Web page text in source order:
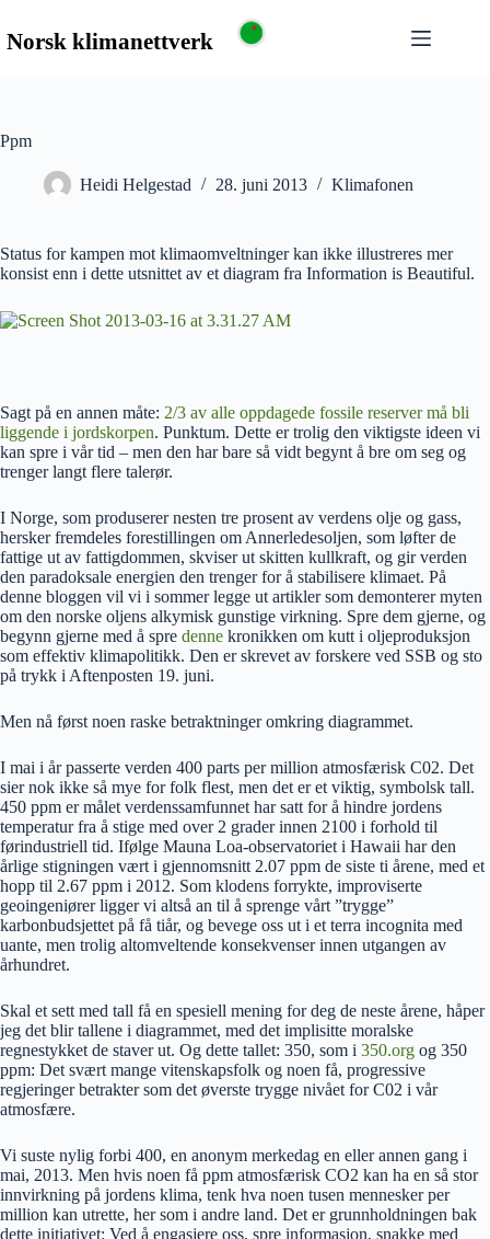
Ppm
Heidi Helgestad 28. juni 2013 Klimafonen
Status for kampen mot klimaomveltninger kan ikke illustreres mer
konsist enn i dette utsnittet av et diagram fra Information is Beautiful.
Sagt på en annen måte: 2/3 av alle oppdagede fossile reserver må bli
liggende i jordskorpen. Punktum. Dette er trolig den viktigste ideen vi
kan spre i vår tid – men den har bare så vidt begynt å bre om seg og
trenger langt flere talerør.
I Norge, som produserer nesten tre prosent av verdens olje og gass,
hersker fremdeles forestillingen om Annerledesoljen, som løfter de
fattige ut av fattigdommen, skviser ut skitten kullkraft, og gir verden
den paradoksale energien den trenger for å stabilisere klimaet. På
denne bloggen vil vi i sommer legge ut artikler som demonterer myten
om den norske oljens alkymisk gunstige virkning. Spre dem gjerne, og
begynn gjerne med å spre denne kronikken om kutt i oljeproduksjon
som effektiv klimapolitikk. Den er skrevet av forskere ved SSB og sto
på trykk i Aftenposten 19. juni.
Men nå først noen raske betraktninger omkring diagrammet.
I mai i år passerte verden 400 parts per million atmosfærisk C02. Det
sier nok ikke så mye for folk flest, men det er et viktig, symbolsk tall.
450 ppm er målet verdenssamfunnet har satt for å hindre jordens
temperatur fra å stige med over 2 grader innen 2100 i forhold til
førindustriell tid. Ifølge Mauna Loa-observatoriet i Hawaii har den
årlige stigningen vært i gjennomsnitt 2.07 ppm de siste ti årene, med et
hopp til 2.67 ppm i 2012. Som klodens forrykte, improviserte
geoingeniører ligger vi altså an til å sprenge vårt ”trygge”
karbonbudsjettet på få tiår, og bevege oss ut i et terra incognita med
uante, men trolig altomveltende konsekvenser innen utgangen av
århundret.
Skal et sett med tall få en spesiell mening for deg de neste årene, håper
jeg det blir tallene i diagrammet, med det implisitte moralske
regnestykket de staver ut. Og dette tallet: 350, som i 350.org og 350
ppm: Det svært mange vitenskapsfolk og noen få, progressive
regjeringer betrakter som det øverste trygge nivået for C02 i vår
atmosfære.
Vi suste nylig forbi 400, en anonym merkedag en eller annen gang i
mai, 2013. Men hvis noen få ppm atmosfærisk CO2 kan ha en så stor
innvirkning på jordens klima, tenk hva noen tusen mennesker per
million kan utrette, her som i andre land. Det er grunnholdningen bak
dette initiativet: Ved å engasjere oss, spre informasjon, snakke med